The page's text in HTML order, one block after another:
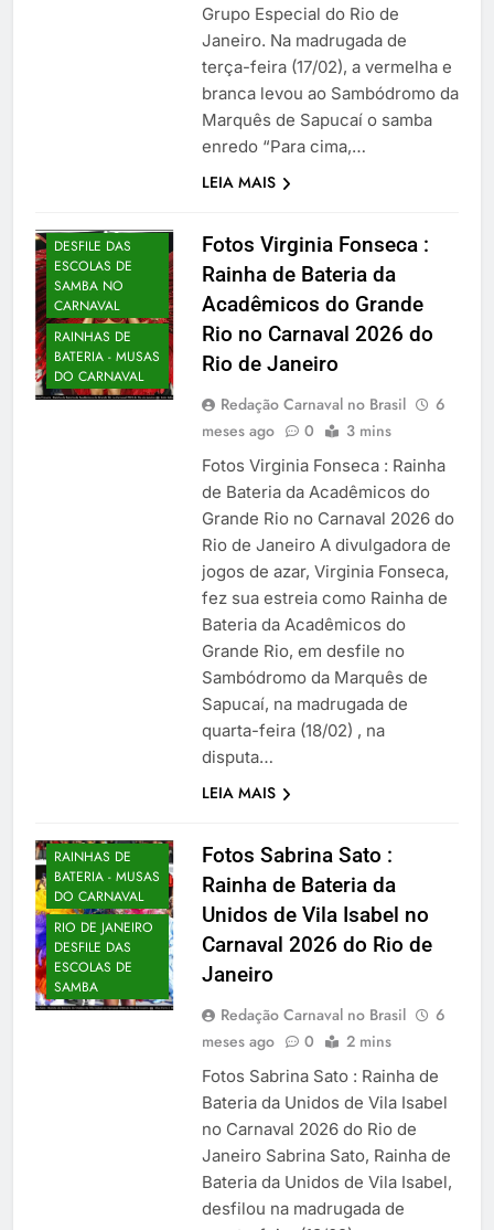
Grupo Especial do Rio de
Janeiro. Na madrugada de
terça-feira (17/02), a vermelha e
branca levou ao Sambódromo da
Marquês de Sapucaí o samba
enredo “Para cima,…
LEIA MAIS
DESFILE DAS
ESCOLAS DE
SAMBA NO
CARNAVAL
RAINHAS DE
BATERIA - MUSAS
DO CARNAVAL
Fotos Virginia Fonseca :
Rainha de Bateria da
Acadêmicos do Grande
Rio no Carnaval 2026 do
Rio de Janeiro
Redação Carnaval no Brasil
6
meses ago
0 3 mins
Fotos Virginia Fonseca : Rainha
de Bateria da Acadêmicos do
Grande Rio no Carnaval 2026 do
Rio de Janeiro A divulgadora de
jogos de azar, Virginia Fonseca,
fez sua estreia como Rainha de
Bateria da Acadêmicos do
Grande Rio, em desfile no
Sambódromo da Marquês de
Sapucaí, na madrugada de
quarta-feira (18/02) , na
disputa…
LEIA MAIS
RAINHAS DE
BATERIA - MUSAS
DO CARNAVAL
RIO DE JANEIRO
DESFILE DAS
ESCOLAS DE
SAMBA
Fotos Sabrina Sato :
Rainha de Bateria da
Unidos de Vila Isabel no
Carnaval 2026 do Rio de
Janeiro
Redação Carnaval no Brasil
6
meses ago
0 2 mins
Fotos Sabrina Sato : Rainha de
Bateria da Unidos de Vila Isabel
no Carnaval 2026 do Rio de
Janeiro Sabrina Sato, Rainha de
Bateria da Unidos de Vila Isabel,
desfilou na madrugada de